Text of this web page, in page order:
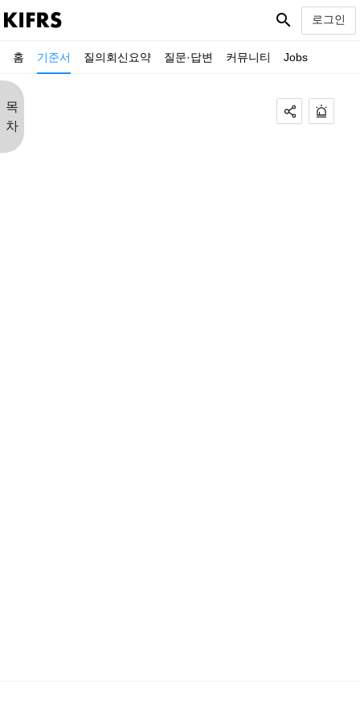
홈 기준서 질의회신요약 질문·답변 커뮤니티 Jobs
search 로그인
목
차